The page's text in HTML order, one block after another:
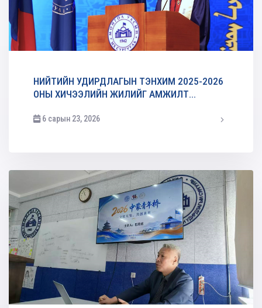
НИЙТИЙН УДИРДЛАГЫН ТЭНХИМ 2025-2026
ОНЫ ХИЧЭЭЛИЙН ЖИЛИЙГ АМЖИЛТ...
6 сарын 23, 2026